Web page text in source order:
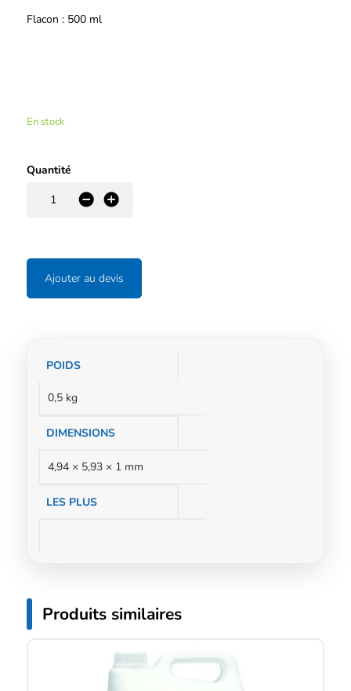
Flacon : 500 ml
En stock
Quantité
+
-
Ajouter au devis
Informations
POIDS
0,5 kg
DIMENSIONS
4,94 × 5,93 × 1 mm
LES PLUS
Produits similaires